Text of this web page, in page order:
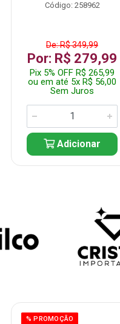
Código: 258962
De: R$ 349,99
Por: R$ 279,99
Pix 5% OFF R$ 265,99
ou em até 5x R$ 56,00
Sem Juros
Adicionar
% PROMOÇÃO